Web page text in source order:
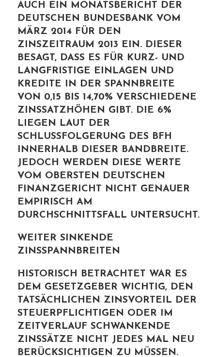
AUCH EIN MONATSBERICHT DER
DEUTSCHEN BUNDESBANK VOM
MÄRZ 2014 FÜR DEN
ZINSZEITRAUM 2013 EIN. DIESER
BESAGT, DASS ES FÜR KURZ- UND
LANGFRISTIGE EINLAGEN UND
KREDITE IN DER SPANNBREITE
VON 0,15 BIS 14,70% VERSCHIEDENE
ZINSSATZHÖHEN GIBT. DIE 6%
LIEGEN LAUT DER
SCHLUSSFOLGERUNG DES BFH
INNERHALB DIESER BANDBREITE.
JEDOCH WERDEN DIESE WERTE
VOM OBERSTEN DEUTSCHEN
FINANZGERICHT NICHT GENAUER
EMPIRISCH AM
DURCHSCHNITTSFALL UNTERSUCHT.
WEITER SINKENDE
ZINSSPANNBREITEN
HISTORISCH BETRACHTET WAR ES
DEM GESETZGEBER WICHTIG, DEN
TATSÄCHLICHEN ZINSVORTEIL DER
STEUERPFLICHTIGEN ODER IM
ZEITVERLAUF SCHWANKENDE
ZINSSÄTZE NICHT JEDES MAL NEU
BERÜCKSICHTIGEN ZU MÜSSEN.